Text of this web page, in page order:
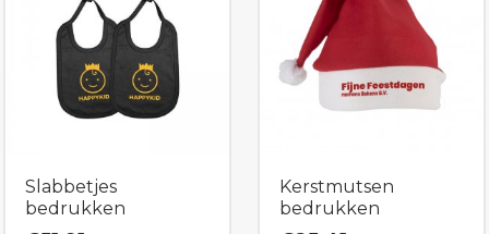
Slabbetjes
bedrukken
Kerstmutsen
bedrukken